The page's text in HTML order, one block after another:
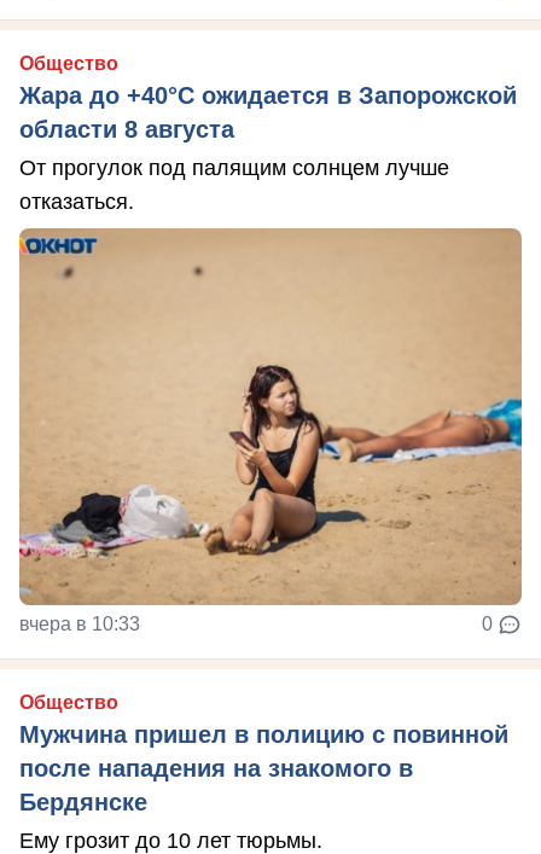
Общество
Жара до +40°С ожидается в Запорожской
области 8 августа
От прогулок под палящим солнцем лучше
отказаться.
вчера в 10:33 0
Общество
Мужчина пришел в полицию с повинной
после нападения на знакомого в
Бердянске
Ему грозит до 10 лет тюрьмы.